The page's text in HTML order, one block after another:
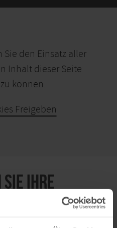
den Einsatz aller
Inhalt dieser Seite
können.
Freigeben
IHRE